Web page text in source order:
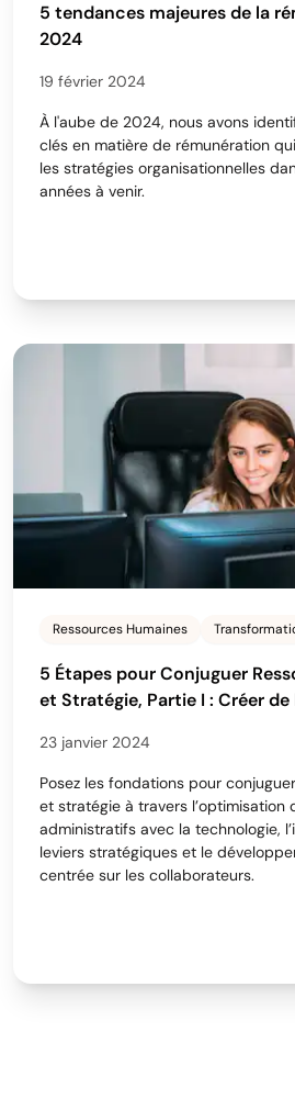
5 tendances majeures de la
2024
19 février 2024
À l'aube de 2024, nous avons
clés en matière de rémunération
les stratégies organisationnelles
années à venir.
Ressources Humaines
5 Étapes pour Conjuguer
et Stratégie, Partie I : Créer de
23 janvier 2024
Posez les fondations pour
et stratégie à travers l’optimisation
administratifs avec la technologie,
leviers stratégiques et le
centrée sur les collaborateurs.